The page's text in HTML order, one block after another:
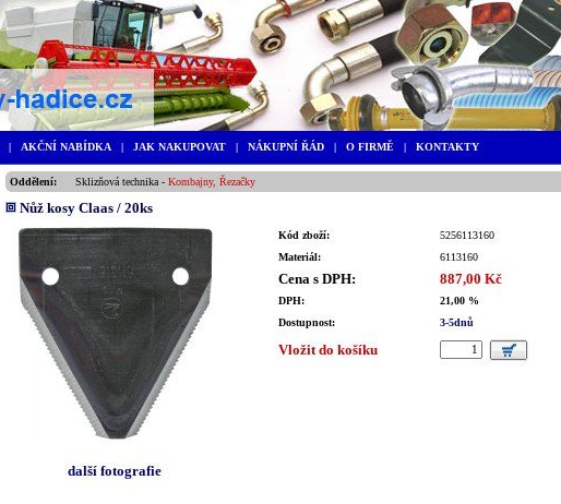
| AKČNÍ NABÍDKA | JAK NAKUPOVAT | NÁKUPNÍ ŘÁD | O FIRMĚ | KONTAKTY
Oddělení: Sklizňová technika - Kombajny, Řezačky
Nůž kosy Claas / 20ks
další fotografie
Kód zboží:
5256113160
Materiál:
6113160
Cena s DPH: 887,00 Kč
DPH:
21,00 %
Dostupnost:
3-5dnů
Vložit do košíku